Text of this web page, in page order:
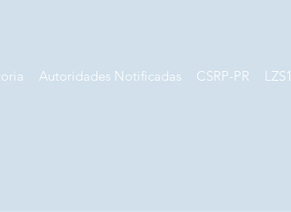
Autoridades Notificadas CSRP-PR